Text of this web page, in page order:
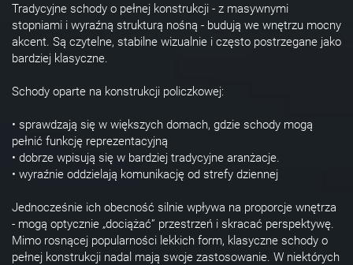
Tradycyjne schody o pełnej konstrukcji - z masywnymi
stopniami i wyraźną strukturą nośną - budują we wnętrzu mocny
akcent. Są czytelne, stabilne wizualnie i często postrzegane jako
bardziej klasyczne.
Schody oparte na konstrukcji policzkowej:
• sprawdzają się w większych domach, gdzie schody mogą
pełnić funkcję reprezentacyjną
• dobrze wpisują się w bardziej tradycyjne aranżacje.
• wyraźnie oddzielają komunikację od strefy dziennej
Jednocześnie ich obecność silnie wpływa na proporcje wnętrza
- mogą optycznie „dociążać” przestrzeń i skracać perspektywę.
Mimo rosnącej popularności lekkich form, klasyczne schody o
pełnej konstrukcji nadal mają swoje zastosowanie. W niektórych